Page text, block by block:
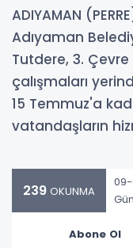
ADIYAMAN
Adıyaman
Tutdere, 3.
çalışmaları
15 Temmuz'a
vatandaşların
239 OKUNMA
09-
Abone Ol